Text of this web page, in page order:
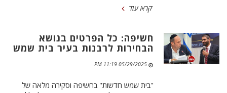
קרא עוד
חשיפה: כל הפרטים בנושא
הבחירות לרבנות בעיר בית שמש
05/29/2025 11:19 PM
"בית שמש חדשות" בחשיפה וסקירה מלאה של